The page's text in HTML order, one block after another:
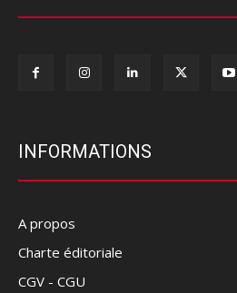
INFORMATIONS
A propos
Charte éditoriale
CGV - CGU